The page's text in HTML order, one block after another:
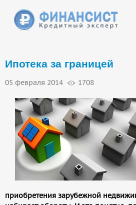
Ипотека за границей
05 февраля 2014
1708
приобретения зарубежной